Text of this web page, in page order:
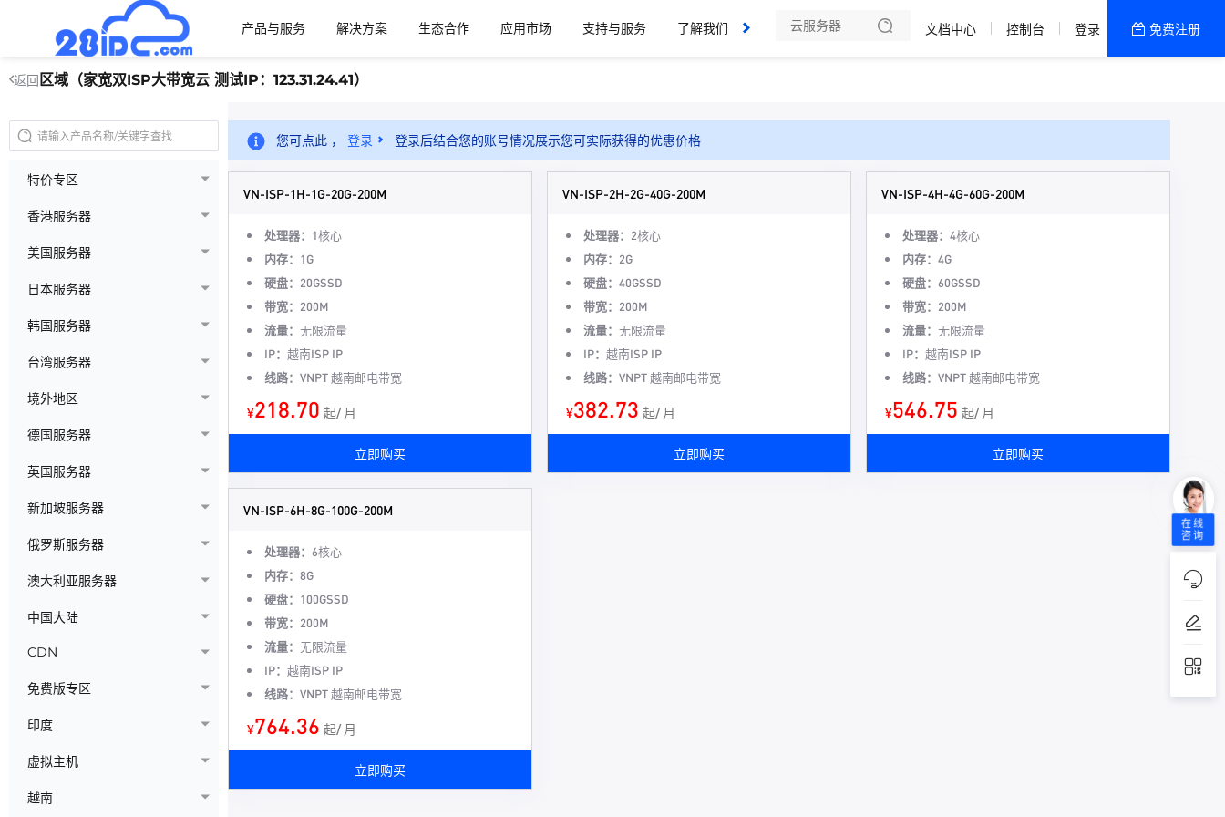
产品与服务 解决方案 生态合作 应用市场 支持与服务
了解我们
文档中心 控制台 登录 免费注册
返回 区域（家宽双ISP大带宽云 测试IP：123.31.24.41）
特价专区
香港服务器
美国服务器
日本服务器
韩国服务器
台湾服务器
境外地区
德国服务器
英国服务器
新加坡服务器
俄罗斯服务器
澳大利亚服务器
中国大陆
CDN
免费版专区
印度
虚拟主机
越南
您可点此 ， 登录 登录后结合您的账号情况展示您可实际获得的优惠价格
VN-ISP-1H-1G-20G-200M
处理器： 1核心
内存： 1G
硬盘： 20GSSD
带宽： 200M
流量： 无限流量
IP： 越南ISP IP
线路： VNPT 越南邮电带宽
¥218.70 起/ 月
立即购买
VN-ISP-2H-2G-40G-200M
处理器： 2核心
内存： 2G
硬盘： 40GSSD
带宽： 200M
流量： 无限流量
IP： 越南ISP IP
线路： VNPT 越南邮电带宽
¥382.73 起/ 月
立即购买
VN-ISP-4H-4G-60G-200M
处理器： 4核心
内存： 4G
硬盘： 60GSSD
带宽： 200M
流量： 无限流量
IP： 越南ISP IP
线路： VNPT 越南邮电带宽
¥546.75 起/ 月
立即购买
VN-ISP-6H-8G-100G-200M
处理器： 6核心
内存： 8G
硬盘： 100GSSD
带宽： 200M
流量： 无限流量
IP： 越南ISP IP
线路： VNPT 越南邮电带宽
¥764.36 起/ 月
立即购买
在线
咨询